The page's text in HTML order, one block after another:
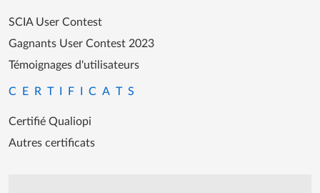
SCIA User Contest
Gagnants User Contest 2023
Témoignages d'utilisateurs
CERTIFICATS
Certifié Qualiopi
Autres certificats